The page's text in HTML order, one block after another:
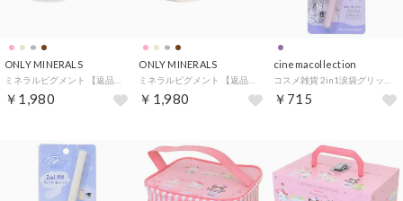
ONLY MINERALS
￥1,980
ONLY MINERALS
￥1,980
cinemacollection
￥715